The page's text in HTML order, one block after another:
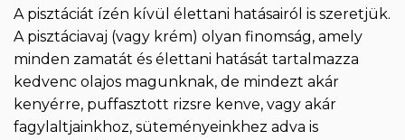
A pisztáciát ízén kívül élettani hatásairól is szeretjük.
A pisztáciavaj (vagy krém) olyan finomság, amely
minden zamatát és élettani hatását tartalmazza
kedvenc olajos magunknak, de mindezt akár
kenyérre, puffasztott rizsre kenve, vagy akár
fagylaltjainkhoz, süteményeinkhez adva is